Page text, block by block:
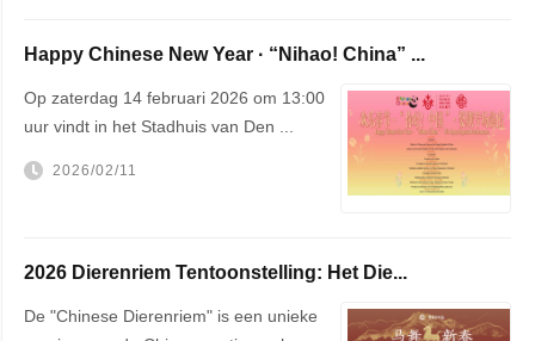
Happy Chinese New Year · “Nihao! China” ...
Op zaterdag 14 februari 2026 om 13:00
uur vindt in het Stadhuis van Den ...
2026/02/11
2026 Dierenriem Tentoonstelling: Het Die...
De "Chinese Dierenriem" is een unieke